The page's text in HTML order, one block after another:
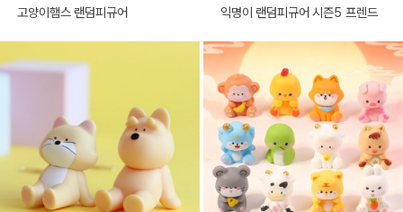
고양이햄스 랜덤피규어 익명이 랜덤피규어 시즌5 프렌드